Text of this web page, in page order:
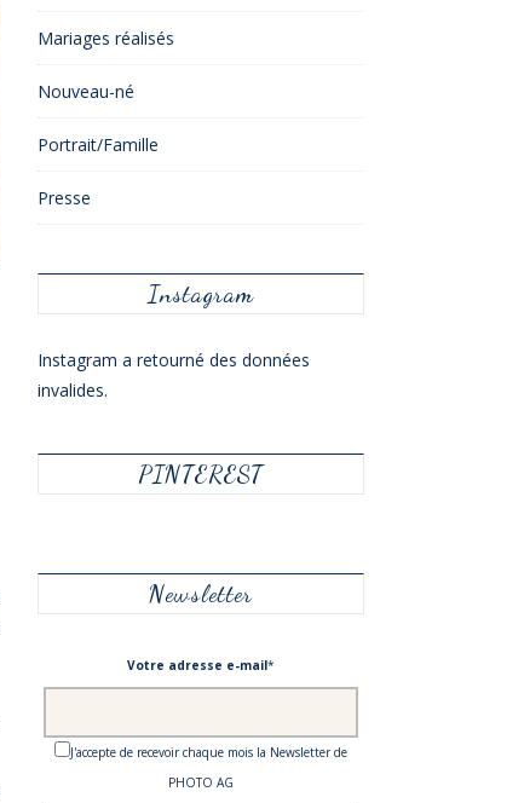
Mariages réalisés
Nouveau-né
Portrait/Famille
Presse
Instagram
Instagram a retourné des données
invalides.
PINTEREST
Newsletter
Votre adresse e-mail*
J'accepte de recevoir chaque mois la Newsletter de
PHOTO AG